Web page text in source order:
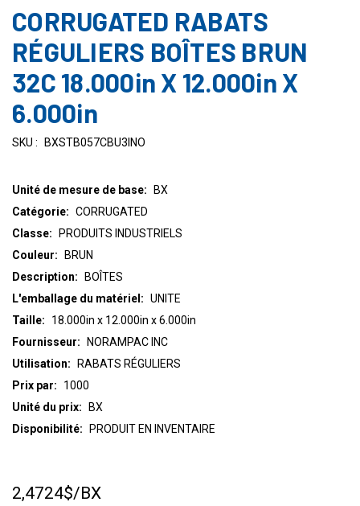
CORRUGATED RABATS
RÉGULIERS BOÎTES BRUN
32C 18.000in X 12.000in X
6.000in
SKU : BXSTB057CBU3INO
Catégorie: CORRUGATED
Classe:
PRODUITS INDUSTRIELS
Couleur:
BRUN
Description:
BOÎTES
Fournisseur: NORAMPAC INC
L'emballage du matériel: UNITE
Unité de mesure de base: BX
Utilisation:
RABATS RÉGULIERS
Prix par:
1000
Unité du prix:
BX
Taille: 18.000in x 12.000in x 6.000in
Disponibilité: PRODUIT EN INVENTAIRE
STOCK
2,4724$/BX